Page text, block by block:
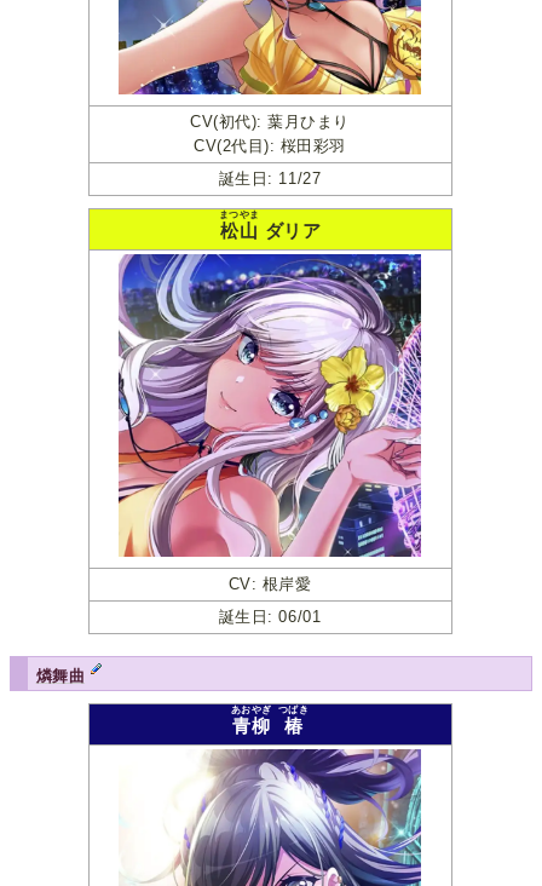
CV(初代): 葉月ひまり
CV(2代目): 桜田彩羽
誕生日: 11/27
松山
まつやま
ダリア
CV: 根岸愛
誕生日: 06/01
燐舞曲
青柳
あおやぎ
椿
つばき